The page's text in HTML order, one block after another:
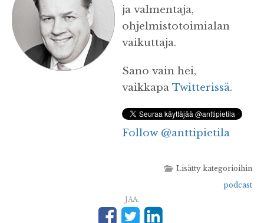
ja valmentaja,
ohjelmistotoimialan
vaikuttaja.
Sano vain hei,
vaikkapa Twitterissä.
Follow @anttipietila
Lisätty kategorioihin
podcast
JAA: